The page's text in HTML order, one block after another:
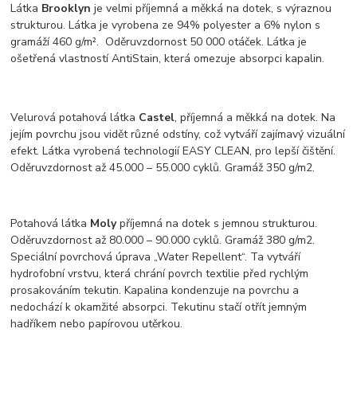
Látka Brooklyn je velmi příjemná a měkká na dotek, s výraznou
strukturou. Látka je vyrobena ze 94% polyester a 6% nylon s
gramáží 460 g/m². Oděruvzdornost 50 000 otáček. Látka je
ošetřená vlastností AntiStain, která omezuje absorpci kapalin.
Velurová potahová látka Castel, příjemná a měkká na dotek. Na
jejím povrchu jsou vidět různé odstíny, což vytváří zajímavý vizuální
efekt. Látka vyrobená technologií EASY CLEAN, pro lepší čištění.
Oděruvzdornost až 45.000 – 55.000 cyklů. Gramáž 350 g/m2.
Potahová látka Molypříjemná na dotek s jemnou strukturou.
Oděruvzdornost až 80.000 – 90.000 cyklů. Gramáž 380 g/m2.
Speciální povrchová úprava „Water Repellent“. Ta vytváří
hydrofobní vrstvu, která chrání povrch textilie před rychlým
prosakováním tekutin. Kapalina kondenzuje na povrchu a
nedochází k okamžité absorpci. Tekutinu stačí otřít jemným
hadříkem nebo papírovou utěrkou.